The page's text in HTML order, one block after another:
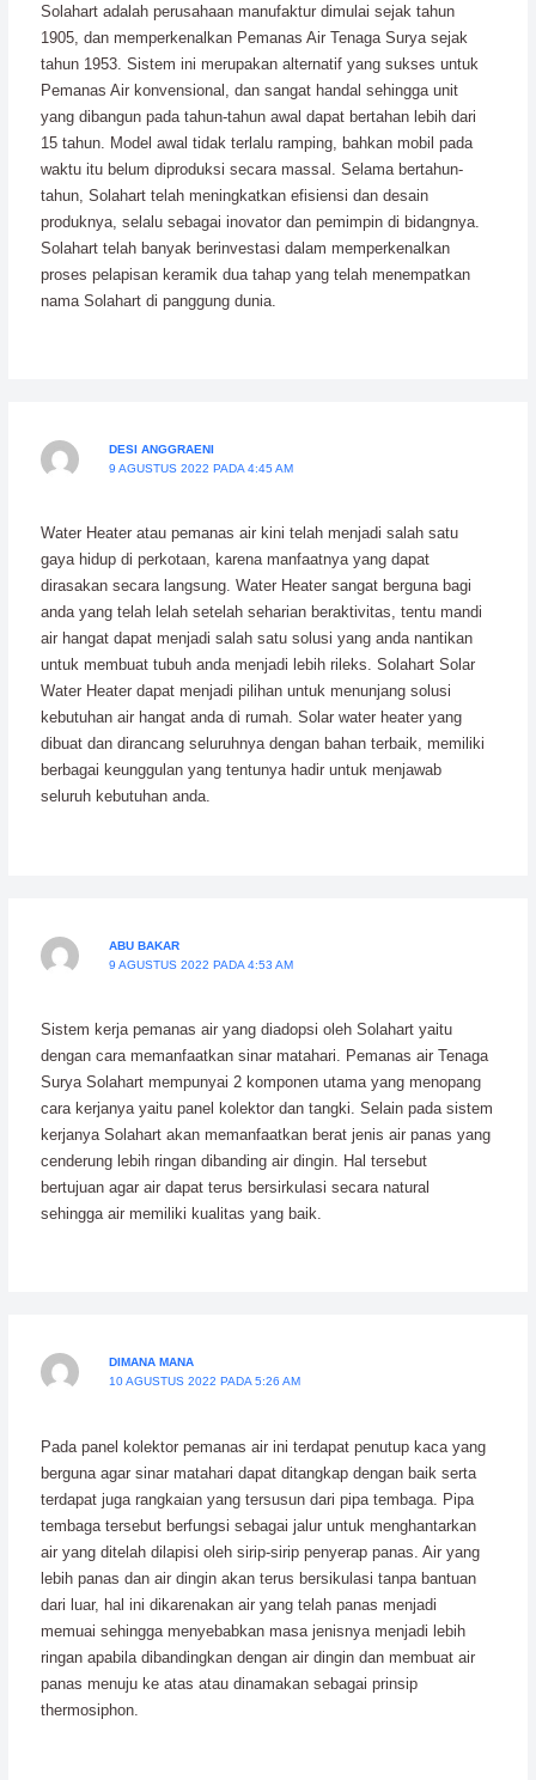
Solahart adalah perusahaan manufaktur dimulai sejak tahun
1905, dan memperkenalkan Pemanas Air Tenaga Surya sejak
tahun 1953. Sistem ini merupakan alternatif yang sukses untuk
Pemanas Air konvensional, dan sangat handal sehingga unit
yang dibangun pada tahun-tahun awal dapat bertahan lebih dari
15 tahun. Model awal tidak terlalu ramping, bahkan mobil pada
waktu itu belum diproduksi secara massal. Selama bertahun-
tahun, Solahart telah meningkatkan efisiensi dan desain
produknya, selalu sebagai inovator dan pemimpin di bidangnya.
Solahart telah banyak berinvestasi dalam memperkenalkan
proses pelapisan keramik dua tahap yang telah menempatkan
nama Solahart di panggung dunia.
DESI ANGGRAENI
9 AGUSTUS 2022 PADA 4:45 AM
Water Heater atau pemanas air kini telah menjadi salah satu
gaya hidup di perkotaan, karena manfaatnya yang dapat
dirasakan secara langsung. Water Heater sangat berguna bagi
anda yang telah lelah setelah seharian beraktivitas, tentu mandi
air hangat dapat menjadi salah satu solusi yang anda nantikan
untuk membuat tubuh anda menjadi lebih rileks. Solahart Solar
Water Heater dapat menjadi pilihan untuk menunjang solusi
kebutuhan air hangat anda di rumah. Solar water heater yang
dibuat dan dirancang seluruhnya dengan bahan terbaik, memiliki
berbagai keunggulan yang tentunya hadir untuk menjawab
seluruh kebutuhan anda.
ABU BAKAR
9 AGUSTUS 2022 PADA 4:53 AM
Sistem kerja pemanas air yang diadopsi oleh Solahart yaitu
dengan cara memanfaatkan sinar matahari. Pemanas air Tenaga
Surya Solahart mempunyai 2 komponen utama yang menopang
cara kerjanya yaitu panel kolektor dan tangki. Selain pada sistem
kerjanya Solahart akan memanfaatkan berat jenis air panas yang
cenderung lebih ringan dibanding air dingin. Hal tersebut
bertujuan agar air dapat terus bersirkulasi secara natural
sehingga air memiliki kualitas yang baik.
DIMANA MANA
10 AGUSTUS 2022 PADA 5:26 AM
Pada panel kolektor pemanas air ini terdapat penutup kaca yang
berguna agar sinar matahari dapat ditangkap dengan baik serta
terdapat juga rangkaian yang tersusun dari pipa tembaga. Pipa
tembaga tersebut berfungsi sebagai jalur untuk menghantarkan
air yang ditelah dilapisi oleh sirip-sirip penyerap panas. Air yang
lebih panas dan air dingin akan terus bersikulasi tanpa bantuan
dari luar, hal ini dikarenakan air yang telah panas menjadi
memuai sehingga menyebabkan masa jenisnya menjadi lebih
ringan apabila dibandingkan dengan air dingin dan membuat air
panas menuju ke atas atau dinamakan sebagai prinsip
thermosiphon.